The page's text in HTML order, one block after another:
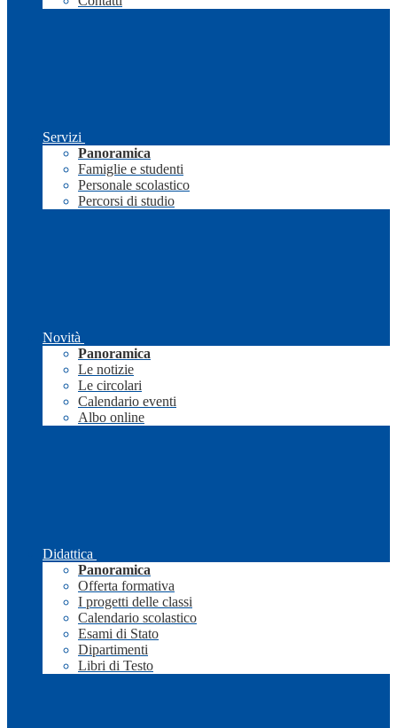
Servizi
Panoramica
Famiglie e studenti
Personale scolastico
Percorsi di studio
Novità
Panoramica
Le notizie
Le circolari
Calendario eventi
Albo online
Didattica
Panoramica
Offerta formativa
I progetti delle classi
Calendario scolastico
Esami di Stato
Dipartimenti
Libri di Testo